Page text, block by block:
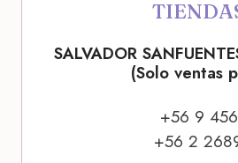
SALVADOR
(Solo ventas
+56 9
+56 2